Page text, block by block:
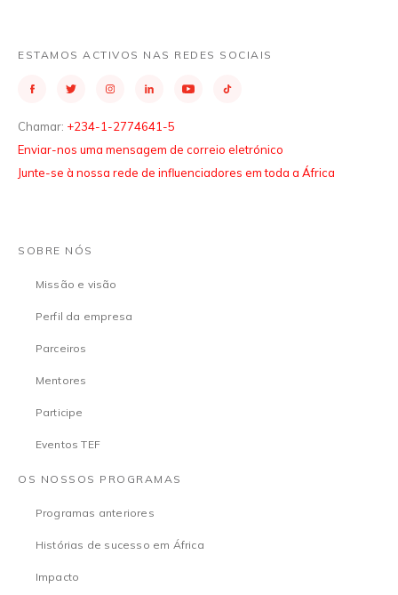
ESTAMOS ACTIVOS NAS REDES SOCIAIS
Chamar: +234-1-2774641-5
Enviar-nos uma mensagem de correio eletrónico
Junte-se à nossa rede de influenciadores em toda a África
SOBRE NÓS
Missão e visão
Perfil da empresa
Parceiros
Mentores
Participe
Eventos TEF
OS NOSSOS PROGRAMAS
Programas anteriores
Histórias de sucesso em África
Impacto